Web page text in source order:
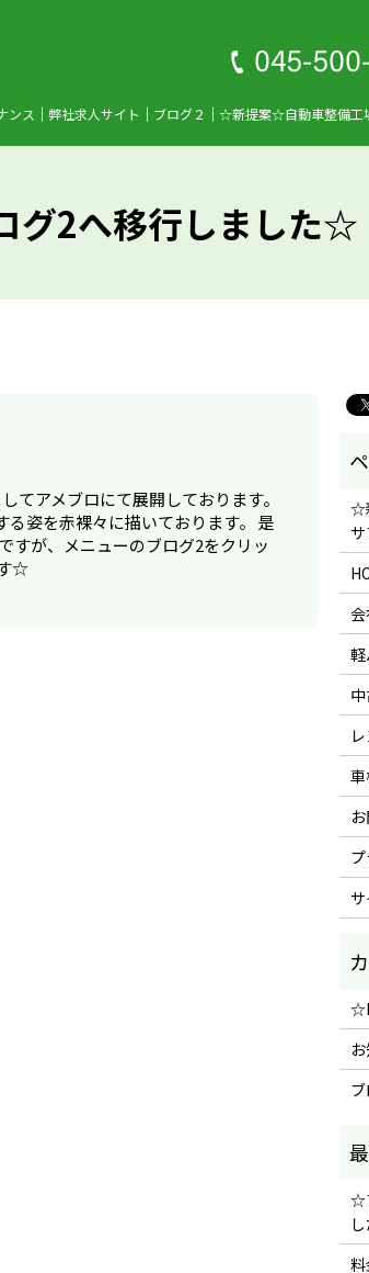
ンス 弊社求人サイト ブログ２ ☆新提案☆自動車整備工
グ2へ移行しました☆
てアメブロにて展開しております。
姿を赤裸々に描いております。 是
すが、メニューのブログ2をクリッ
☆
☆
☆